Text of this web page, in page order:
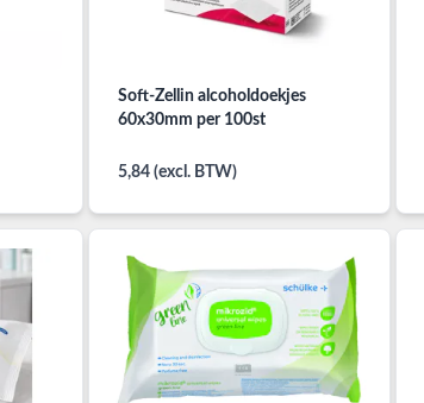
Soft-Zellin alcoholdoekjes
60x30mm per 100st
5,84 (excl. BTW)